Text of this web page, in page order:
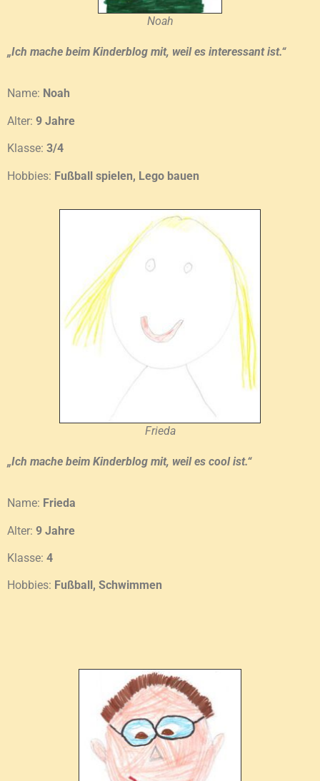
Noah
„Ich mache beim Kinderblog mit, weil es interessant ist.“
Name: Noah
Alter: 9 Jahre
Klasse: 3/4
Hobbies: Fußball spielen, Lego bauen
Frieda
„Ich mache beim Kinderblog mit, weil es cool ist.“
Name: Frieda
Alter: 9 Jahre
Klasse: 4
Hobbies: Fußball, Schwimmen